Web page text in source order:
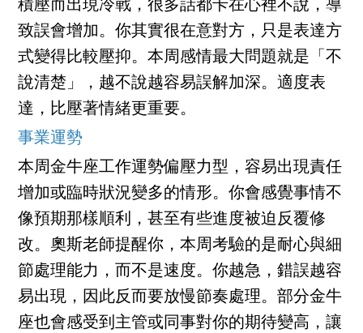
積壓而出現冷戰，很多話都卡在心裡不說，導
致誤會增加。你其實很在意對方，只是表達方
式變得比較壓抑。本周感情最大問題就是「不
說清楚」，越不說越容易誤解加深。適度表
達，比壓著情緒更重要。
事業運勢
本周金牛座工作運勢偏壓力型，容易出現責任
增加或臨時狀況變多的情形。你會感覺事情不
像預期那樣順利，甚至有些進度被迫反覆修
改。奧斯老師提醒你，本周考驗的是耐心與細
節處理能力，而不是速度。你越急，錯誤越容
易出現，因此反而要放慢節奏處理。部分金牛
座也會感受到主管或同事對你的期待變高，讓